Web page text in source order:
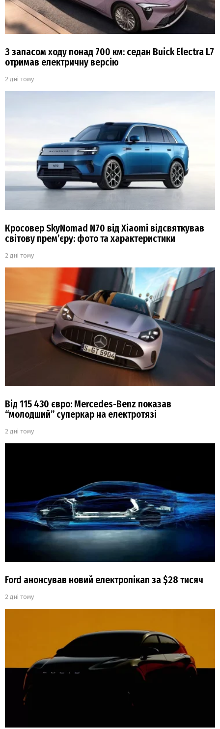
З запасом ходу понад 700 км: седан Buick Electra L7
отримав електричну версію
2 дні тому
Кросовер SkyNomad N70 від Xiaomi відсвяткував
світову прем’єру: фото та характеристики
2 дні тому
Від 115 430 євро: Mercedes-Benz показав
“молодший” суперкар на електротязі
2 дні тому
Ford анонсував новий електропікап за $28 тисяч
2 дні тому